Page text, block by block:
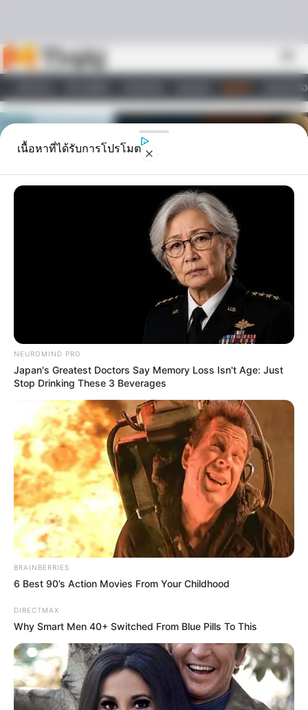
วอลเปเ
ไลฟ์สไตล์
ดูดวง
เคล็ดลับเสริมดวง วัน
อังคาร ที่ 4 เมษายน 2566
การทำญเสริมดวงตามวันเกิดที่เหมาะกับผู้ที่เกิดในแต่ละวันนั้นจะมี
เคล็ดลับเสริมดวงอย่างไรบ้าง อ.มิก พชร ทูตเทวะ ได้ให้ข้อมูลไว้ดังนี้
ค่ะ
Home/ดูดวง/ เคล็ดลับเสริมดวง วันอังคาร ที่ 4 เมษายน 2566
ดูดวง|
4 เม.ย. 2023
แบ่งปัน
การทำบุญเสริมดวงตามวันเกิด
ที่เหมาะกับผู้ที่เกิดใน
เนื้อหาที่ได้รับการโปรโมต
NEUROMIND PRO
Japan's Greatest Doctors Say Memory Loss Isn't Age: Just
Stop Drinking These 3 Beverages
BRAINBERRIES
6 Best 90’s Action Movies From Your Childhood
DIRECTMAX
Why Smart Men 40+ Switched From Blue Pills To This